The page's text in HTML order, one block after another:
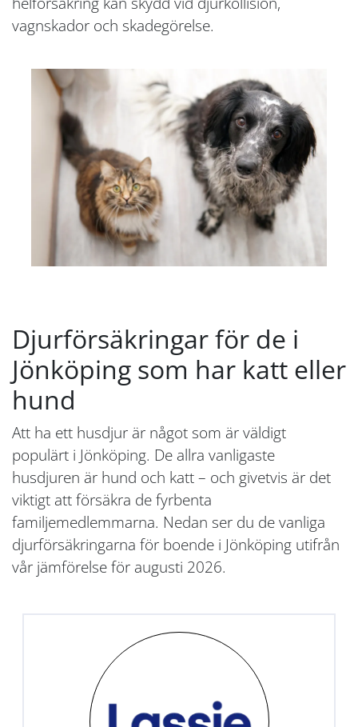
vagnskador och skadegörelse.
Djurförsäkringar för de i
Jönköping som har katt eller
hund
Att ha ett husdjur är något som är väldigt
populärt i Jönköping. De allra vanligaste
husdjuren är hund och katt – och givetvis är det
viktigt att försäkra de fyrbenta
familjemedlemmarna. Nedan ser du de vanliga
djurförsäkringarna för boende i Jönköping utifrån
vår jämförelse för augusti 2026.